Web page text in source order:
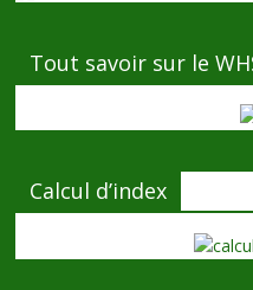
Tout savoir sur le
Calcul d’index